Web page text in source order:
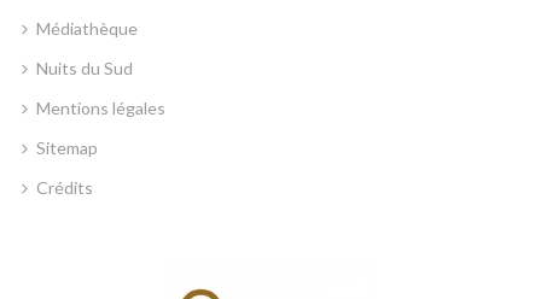
Médiathèque
Nuits du Sud
Mentions légales
Sitemap
Crédits